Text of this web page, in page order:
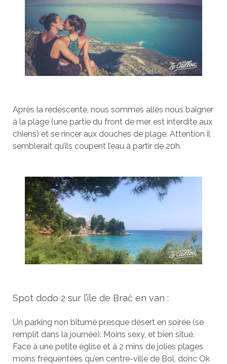
Après la redescente, nous sommes allés nous baigner
à la plage (une partie du front de mer est interdite aux
chiens) et se rincer aux douches de plage. Attention il
semblerait qu’ils coupent l’eau à partir de 20h.
Spot dodo 2 sur l’île de Brač en van :
Un parking non bitumé presque désert en soirée (se
remplit dans la journée). Moins sexy, et bien situé.
Face à une petite église et à 2 mins de jolies plages
moins fréquentées qu’en centre-ville de Bol, donc Ok